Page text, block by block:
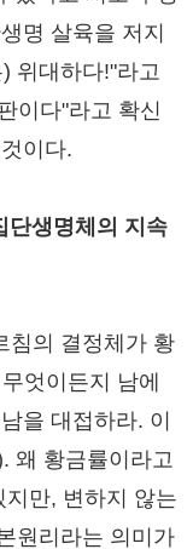
명 살육을 저지
위대하다!"라고
이다"라고 확신
이다.
단생명체의 지속
침의 결정체가 황
엇이든지 남에
을 대접하라. 이
왜 황금률이라고
만, 변하지 않는
원리라는 의미가